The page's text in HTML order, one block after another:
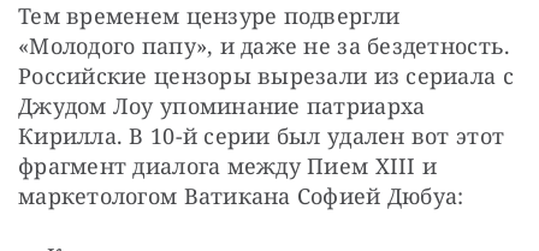
Тем временем цензуре подвергли
«Молодого папу», и даже не за бездетность.
Российские цензоры вырезали из сериала с
Джудом Лоу упоминание патриарха
Кирилла. В 10-й серии был удален вот этот
фрагмент диалога между Пием XIII и
маркетологом Ватикана Софией Дюбуа:⠀